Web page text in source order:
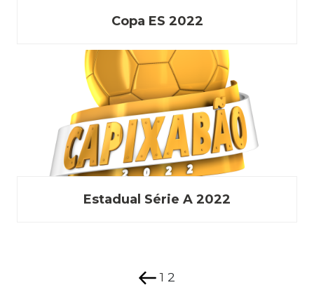
Copa ES 2022
Estadual Série A 2022
1 2